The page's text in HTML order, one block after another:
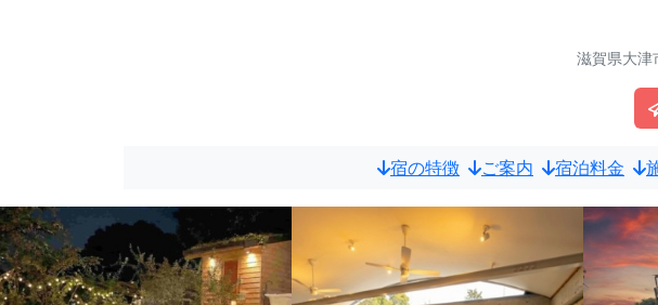
滋賀県大津
宿の特徴 ご案内 宿泊料金